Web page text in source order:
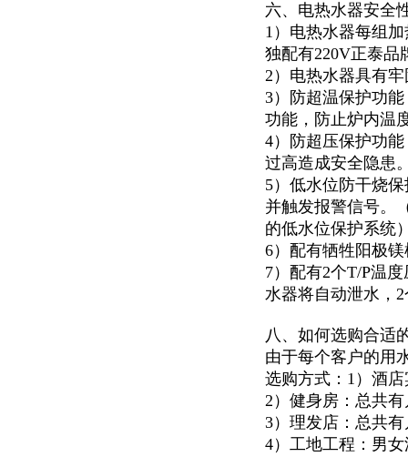
六、电热水器安全
1）电热水器每组
独配有220V正泰品
2）电热水器具有
3）防超温保护功
功能，防止炉内温
4）防超压保护功
过高造成安全隐患
5）低水位防干烧
并触发报警信号。
的低水位保护系统
6）配有牺牲阳极
7）配有2个T/P温
水器将自动泄水，
八、如何选购合适
由于每个客户的用
选购方式：1）酒
2）健身房：总共
3）理发店：总共
4）工地工程：男